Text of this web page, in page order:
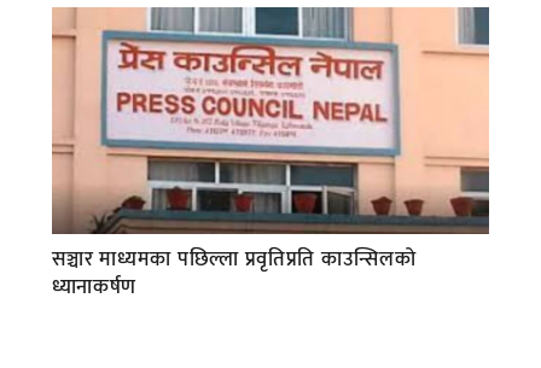
सञ्चार माध्यमका पछिल्ला प्रवृतिप्रति काउन्सिलको
ध्यानाकर्षण